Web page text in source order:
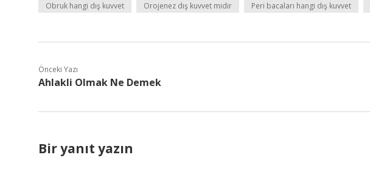
Obruk hangi dış kuvvet Orojenez dış kuvvet midir Peri bacaları hangi dış kuvvet
Önceki Yazı
Ahlakli Olmak Ne Demek
Bir yanıt yazın